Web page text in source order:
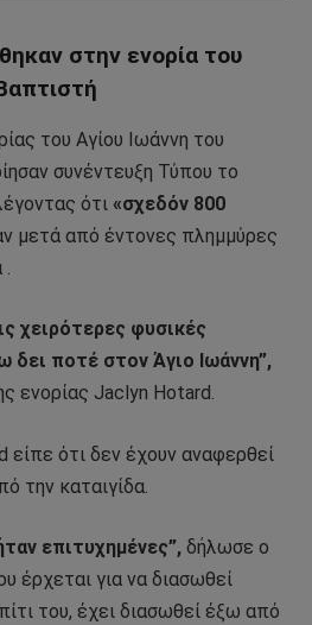
στην ενορία του
του Αγίου Ιωάννη του
συνέντευξη Τύπου το
ότι «σχεδόν 800
μετά από έντονες πλημμύρες
χειρότερες φυσικές
ποτέ στον Άγιο Ιωάννη”,
ενορίας Jaclyn Hotard.
είπε ότι δεν έχουν αναφερθεί
την καταιγίδα.
επιτυχημένες”, δήλωσε ο
έρχεται για να διασωθεί
του, έχει διασωθεί έξω από